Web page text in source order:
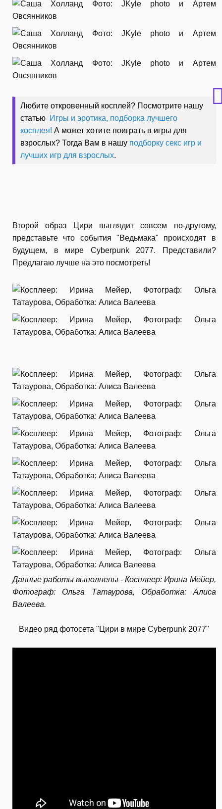
Любите откровенный косплей? Посмотрите нашу
статью Игры и эротика, подборка лучшего
косплея! А может хотите поиграть в игры для
взрослых? Тогда Вам в нашу подборку секс игр и
лучших игр для взрослых.
Второй образ Цири выглядит совсем по-другому,
представьте что события "Ведьмака" происходят в
будущем, в мире Cyberpunk 2077. Представили?
Предлагаю лучше на это посмотреть!
Данные работы выполнены - Косплеер: Ирина Мейер,
Фотограф: Ольга Татаурова, Обработка: Алиса
Валеева.
Видео ряд фотосета "Цири в мире Cyberpunk 2077"